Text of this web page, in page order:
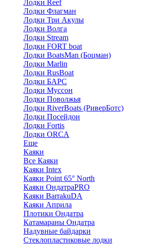
Лодки Reef
Лодки Флагман
Лодки Три Акулы
Лодки Волга
Лодки Stream
Лодки FORT boat
Лодки BoatsMan (Боцман)
Лодки Marlin
Лодки RusBoat
Лодки БАРС
Лодки Муссон
Лодки Поволжья
Лодки RiverBoats (РиверБотс)
Лодки Посейдон
Лодки Fortis
Лодки ORCA
Еще
Каяки
Все Каяки
Каяки Intex
Каяки Point 65° North
Каяки ОндатраPRO
Каяки BarrakuDA
Каяки Априла
Плотики Ондатра
Катамараны Ондатра
Надувные байдарки
Стеклопластиковые лодки